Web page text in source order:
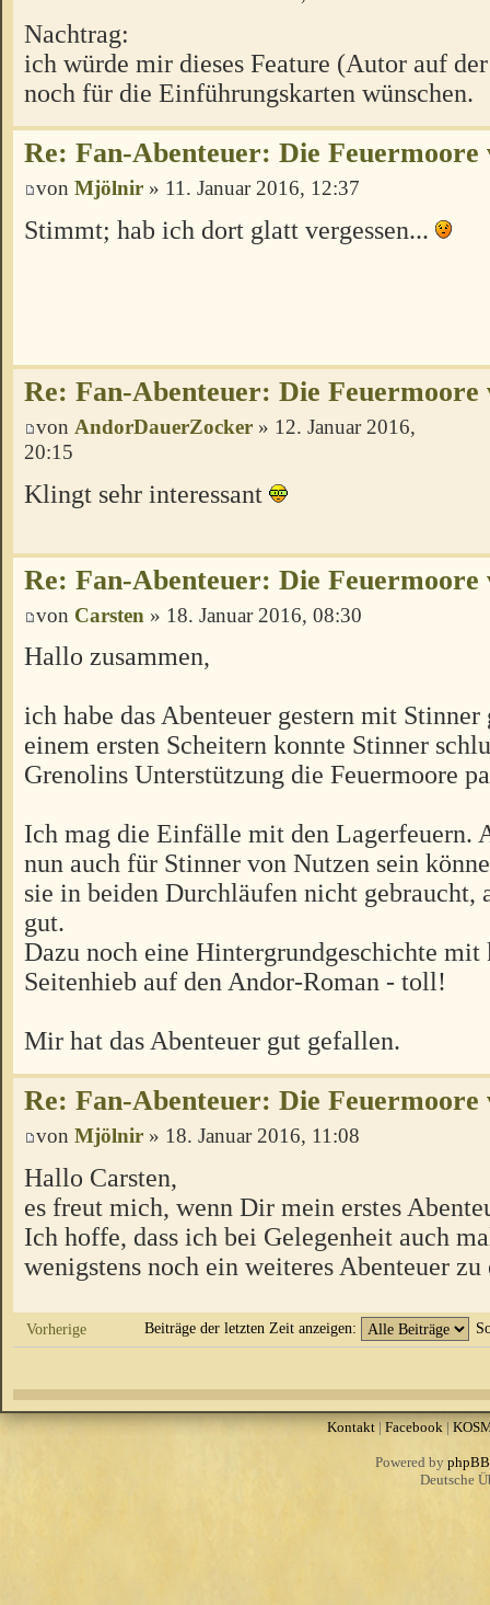
Nachtrag:
ich würde mir dieses Feature (Autor auf
noch für die Einführungskarten wünschen.
Re: Fan-Abenteuer: Die
von Mjölnir » 11. Januar 2016, 12:37
Stimmt; hab ich dort glatt vergessen...
Re: Fan-Abenteuer: Die
von AndorDauerZocker » 12. Januar 2016,
20:15
Klingt sehr interessant
Re: Fan-Abenteuer: Die
von Carsten » 18. Januar 2016, 08:30
Hallo zusammen,
ich habe das Abenteuer gestern mit
einem ersten Scheitern konnte Stinner
Grenolins Unterstützung die Feuermoore
Ich mag die Einfälle mit den Lagerfeuern.
nun auch für Stinner von Nutzen sein
sie in beiden Durchläufen nicht gebraucht,
gut.
Dazu noch eine Hintergrundgeschichte mit
Seitenhieb auf den Andor-Roman - toll!
Mir hat das Abenteuer gut gefallen.
Re: Fan-Abenteuer: Die
von Mjölnir » 18. Januar 2016, 11:08
Hallo Carsten,
es freut mich, wenn Dir mein erstes
Ich hoffe, dass ich bei Gelegenheit auch
wenigstens noch ein weiteres Abenteuer
Vorherige Beiträge der letzten Zeit anzeigen:
Kontakt|Facebook|
Powered by phpBB
Deutsche